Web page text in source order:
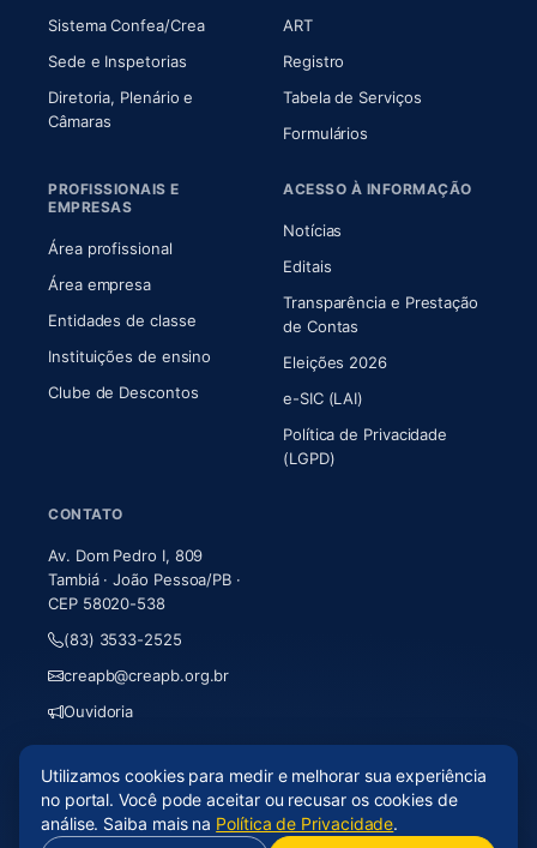
Sistema Confea/Crea(abre em nova aba)
Sede e Inspetorias
Diretoria, Plenário e
Câmaras(abre em nova aba)
ART(abre em nova aba)
Registro
Tabela de Serviços
Formulários
PROFISSIONAIS E
EMPRESAS
Área profissional
Área empresa
Entidades de classe
Instituições de ensino
Clube de Descontos
ACESSO À INFORMAÇÃO
Notícias
Editais
Transparência e Prestação
de Contas
Eleições 2026
e-SIC (LAI)
Política de Privacidade
(LGPD)
CONTATO
Av. Dom Pedro I, 809
Tambiá · João Pessoa/PB ·
CEP 58020-538
(83) 3533-2525
creapb@creapb.org.br
Ouvidoria
© 2026 CREA-PB · Todos os direitos reservados
Acessibilidade
Mapa do site· LGPD
Utilizamos cookies para medir e melhorar sua experiência
no portal. Você pode aceitar ou recusar os cookies de
análise. Saiba mais na Política de Privacidade.